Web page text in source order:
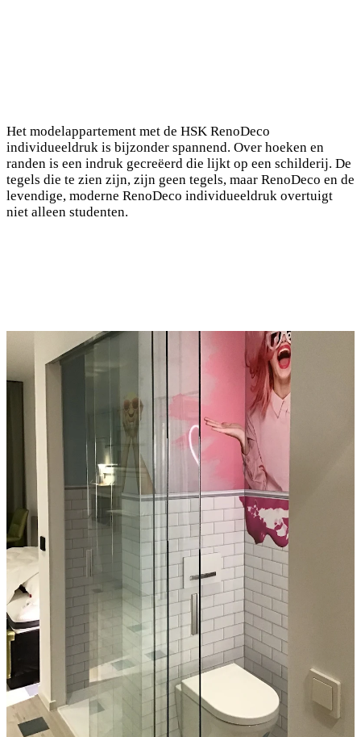
Het modelappartement met de HSK RenoDeco
individueeldruk is bijzonder spannend. Over hoeken en
randen is een indruk gecreëerd die lijkt op een schilderij. De
tegels die te zien zijn, zijn geen tegels, maar RenoDeco en de
levendige, moderne RenoDeco individueeldruk overtuigt
niet alleen studenten.